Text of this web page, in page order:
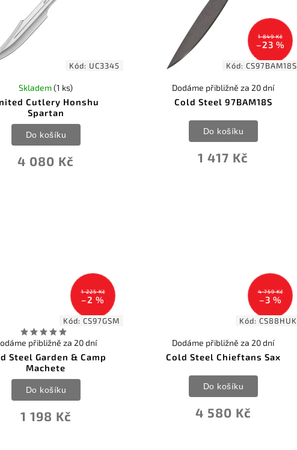
Kód: UC3345
Cutlery Honshu
Spartan
Skladem(1 ks)
4 080 Kč
Do košíku
1 849 Kč
–23 %
Kód:CS97BAM18S
Cold Steel 97BAM18S
Dodáme přibližně za 20 dní
1 417 Kč
Do košíku
1 225 Kč
–2 %
Kód:CS97GSM
Steel Garden & Camp
Machete
přibližně za 20 dní
1 198 Kč
Do košíku
4 759 Kč
–3 %
Kód:CS88HUK
Cold Steel Chieftans Sax
Dodáme přibližně za 20 dní
4 580 Kč
Do košíku